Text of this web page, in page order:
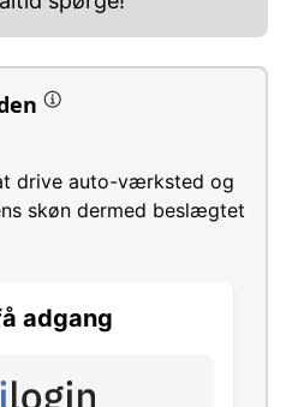
adgang
drive auto-værksted og
skøn dermed beslægtet
af